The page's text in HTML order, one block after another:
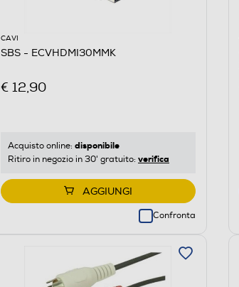
CAVI
SBS - ECVHDMI30MMK
€ 12,90
Acquisto online: disponibile
Ritiro in negozio in 30' gratuito: verifica
AGGIUNGI
Confronta